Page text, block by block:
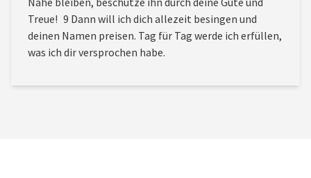
Treue! 9 Dann will ich dich allezeit besingen und
deinen Namen preisen. Tag für Tag werde ich erfüllen,
was ich dir versprochen habe.